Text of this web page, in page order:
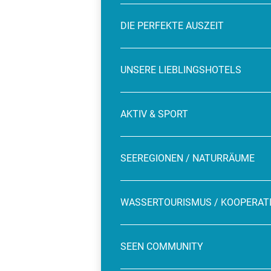
DIE PERFEKTE AUSZEIT
UNSERE LIEBLINGSHOTELS
AKTIV & SPORT
SEEREGIONEN / NATURRÄUME
WASSERTOURISMUS /
SEEN COMMUNITY